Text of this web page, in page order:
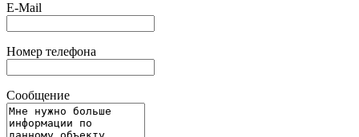
E-Mail
Номер телефона
Сообщение